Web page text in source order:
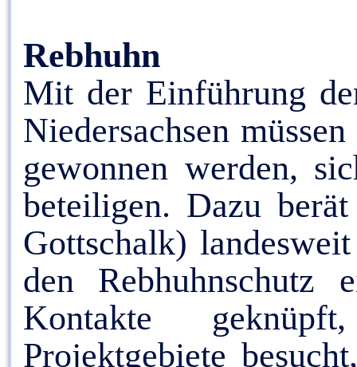
Rebhuhn
Mit der Einführung
Niedersachsen
gewonnen werden,
beteiligen. Dazu
Gottschalk)
den Rebhuhnschutz
Kontakte
Projektgebiete